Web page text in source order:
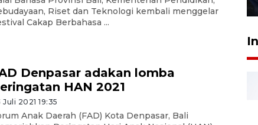
Riset dan Teknologi kembali menggelar
Cakap Berbahasa ...
Denpasar adakan lomba
HAN 2021
Juli 2021 19:35
Anak Daerah (FAD) Kota Denpasar, Bali